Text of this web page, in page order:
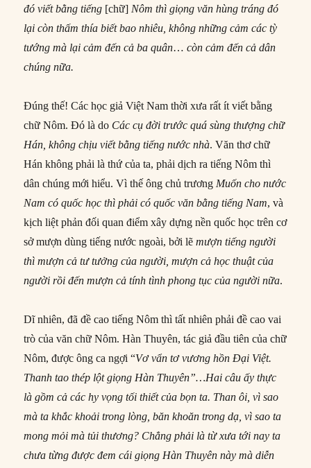
đó viết bằngtiếng [chữ] Nôm thì giọng văn hùng tráng đó
lại còn thấm thía biết bao nhiêu, không những cảmcác tỳ
tướng mà lại cảm đến cả ba quân…còn cảm đến cả dân
chúng nữa.
Đúng thế! Các học giả Việt Nam thời xưa rất ít viết bằng
chữ Nôm. Đó là do Các cụ đời trước quá sùng thượng chữ
Hán, không chịu viết bằngtiếng nước nhà. Văn thơ chữ
Hán không phải là thứ của ta, phải dịch ra tiếng Nôm thì
dân chúng mới hiểu. Vì thế ông chủ trươngMuốn chonước
Nam có quốc học thì phải có quốc văn bằngtiếng Nam, và
kịch liệt phản đối quan điểm xây dựng nền quốc học trên cơ
sở mượn dùng tiếng nước ngoài, bởi lẽmượntiếng người
thì mượn cả tư tưởng của người, mượn cảhọc thuật của
người rồi đến mượn cả tính tình phong tục của người nữa.
Dĩ nhiên, đã đề cao tiếng Nôm thì tất nhiên phải đề cao vai
trò của văn chữ Nôm. Hàn Thuyên, tác giả đầu tiên của chữ
Nôm, được ông ca ngợi “Vơ vẩn tơ vương hồn Đại Việt.
Thanh tao thép lột giọng Hàn Thuyên”…Hai câu ấy thực
là gồm cảcác hy vọng tối thiết của bọn ta. Than ôi, vì sao
mà ta khắc khoải trong lòng, băn khoăn trong dạ, vì sao ta
mong mỏi mà tủi thương? Chẳng phải là từ xưa tới nay ta
chưa từng được đem cái giọng Hàn Thuyên này mà diễn